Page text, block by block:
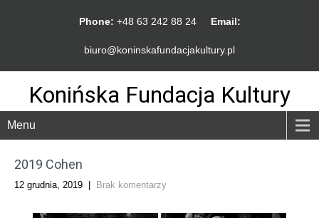
Phone: +48 63 242 88 24 Email:
biuro@koninskafundacjakultury.pl
Konińska Fundacja Kultury
Menu
2019 Cohen
12 grudnia, 2019 Brak komentarzy